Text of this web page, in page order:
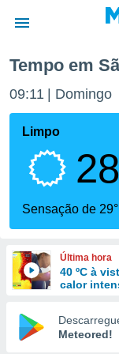
da
foi
fornecidas
a este
das
e
forma
digital
Tempo em
09:11 Domingo
Limpo
Sensação de 29°
Última hora
40 ºC à
calor
Meteored!